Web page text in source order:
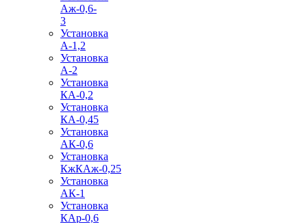
Аж-0,6-
3
Установка
А-1,2
Установка
А-2
Установка
КА-0,2
Установка
КА-0,45
Установка
АК-0,6
Установка
КжКАж-0,25
Установка
АК-1
Установка
КАр-0,6